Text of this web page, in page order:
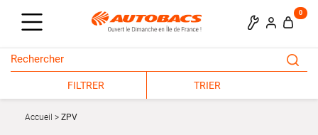
0
FILTRER TRIER
Accueil ZPV